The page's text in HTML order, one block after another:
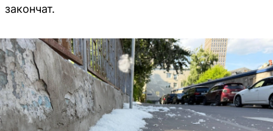
закончат.